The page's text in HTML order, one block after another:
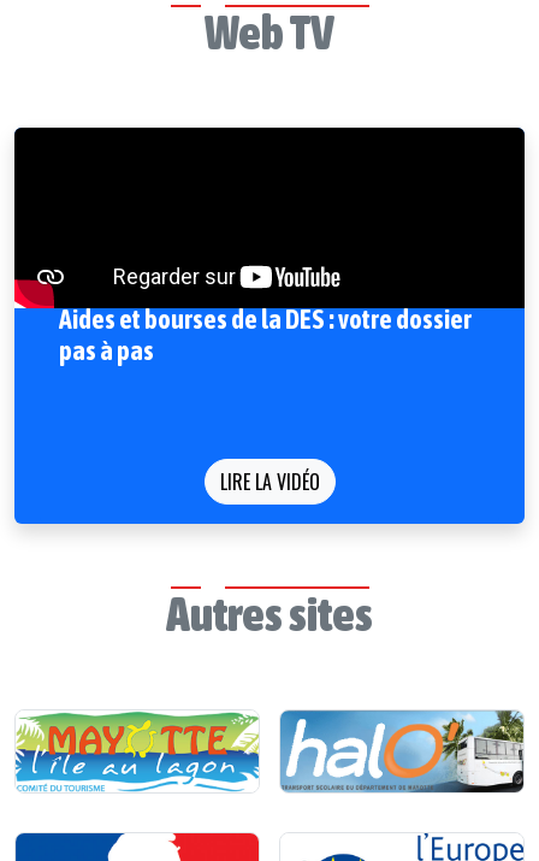
Web TV
Aides et bourses de la DES : votre dossier
pas à pas
LIRE LA VIDÉO
Autres sites